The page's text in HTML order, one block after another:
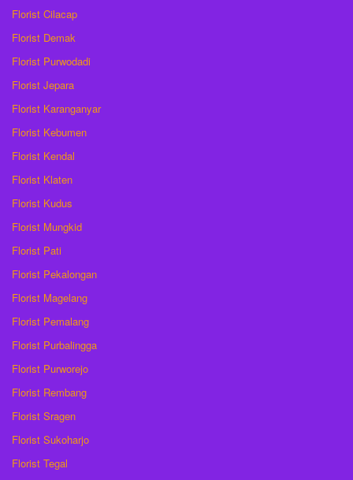
Florist Cilacap
Florist Demak
Florist Purwodadi
Florist Jepara
Florist Karanganyar
Florist Kebumen
Florist Kendal
Florist Klaten
Florist Kudus
Florist Mungkid
Florist Pati
Florist Pekalongan
Florist Magelang
Florist Pemalang
Florist Purbalingga
Florist Purworejo
Florist Rembang
Florist Sragen
Florist Sukoharjo
Florist Tegal